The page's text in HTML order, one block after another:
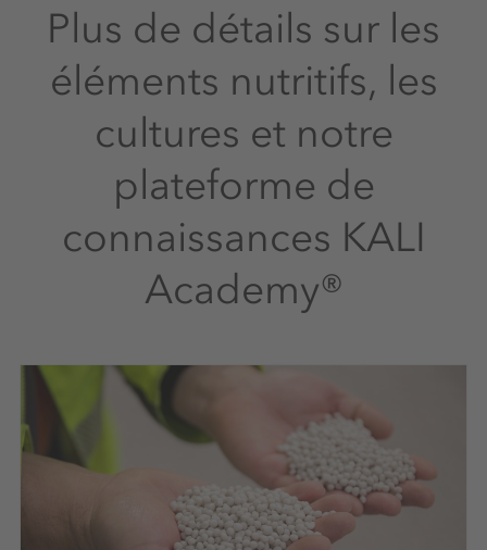
Plus de détails sur les
éléments nutritifs, les
cultures et notre
plateforme de
connaissances KALI
Academy®